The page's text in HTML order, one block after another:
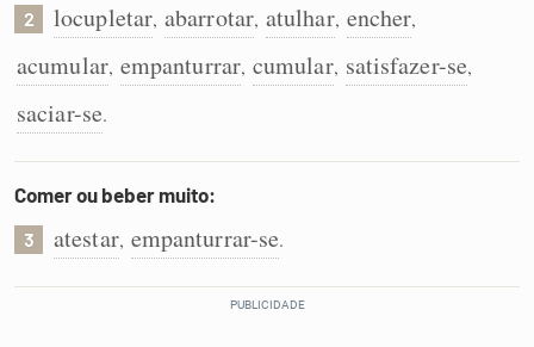
Conexões
Caça-palavras
Dicionário
2 locupletar, abarrotar, atulhar, encher,
acumular, empanturrar, cumular, satisfazer-se,
saciar-se.
Comer ou beber muito:
3 atestar, empanturrar-se.